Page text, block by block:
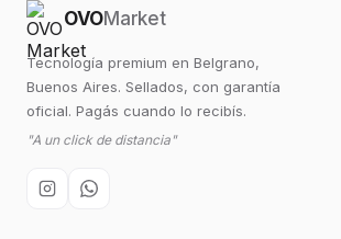
OVOMarket
Tecnología premium en Belgrano,
Buenos Aires. Sellados, con garantía
oficial. Pagás cuando lo recibís.
"A un click de distancia"